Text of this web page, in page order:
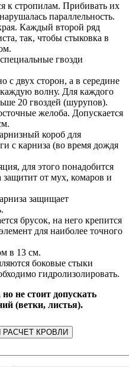
к стропилам. Прибивать их
параллельность.
Каждый второй ряд
так, чтобы стыковка в
гвозди
с двух сторон, а в середине
волну. Для каждого
20 гвоздей (шурупов).
желоба. Допускается
короб для
с карниза (во время дождя
для этого понадобится
защитит от мух, комаров и
защищает
брусок, на него крепится
для наиболее точного
в 13 см.
боковые стыки
гидролизолировать.
не стоит допускать
(ветки, листья).
КРОВЛИ